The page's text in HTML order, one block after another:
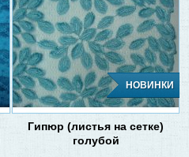
НОВИНКИ
Гипюр (листья на сетке)
голубой